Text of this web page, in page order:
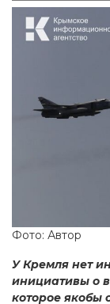
Фото: Автор
У Кремля нет
инициативы о
которое якобы